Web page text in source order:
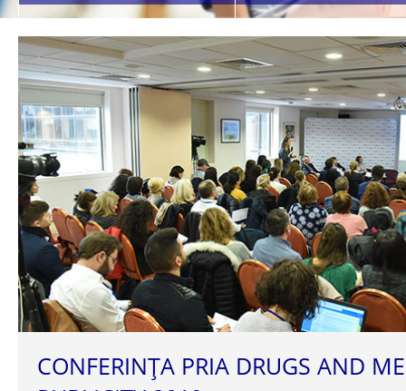
CONFERINȚA PRIA DRUGS AND